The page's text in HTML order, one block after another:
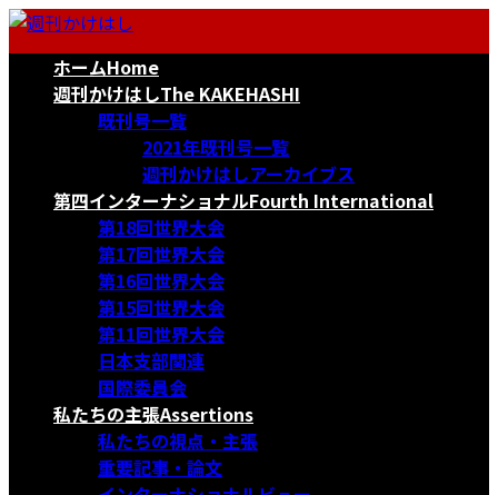
コ
ナ
ホームHome
週刊かけはしThe KAKEHASHI
既刊号一覧
2021年既刊号一覧
週刊かけはしアーカイブス
第四インターナショナルFourth International
第18回世界大会
第17回世界大会
第16回世界大会
第15回世界大会
第11回世界大会
日本支部関連
国際委員会
私たちの主張Assertions
私たちの視点・主張
重要記事・論文